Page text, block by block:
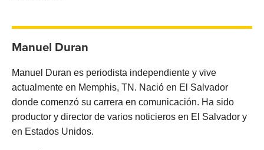
Manuel Duran
Manuel Duran es periodista independiente y vive
actualmente en Memphis, TN. Nació en El Salvador
donde comenzó su carrera en comunicación. Ha sido
productor y director de varios noticieros en El Salvador y
en Estados Unidos.